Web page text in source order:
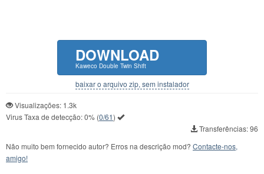
DOWNLOAD
Kaweco Double Twin Shift
baixar o arquivo zip, sem instalador
Visualizações: 1.3k
Virus Taxa de detecção:0% (0/61)
Transferências: 96
Não muito bem fornecido autor? Erros na descrição mod? Contacte-nos,
amigo!